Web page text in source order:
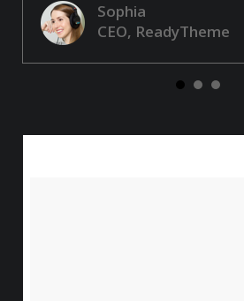
Sophia
CEO, ReadyTheme